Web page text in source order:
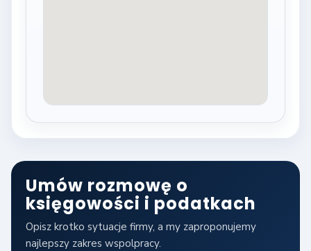
Umów rozmowę o
księgowości i podatkach
Opisz krotko sytuacje firmy, a my zaproponujemy
najlepszy zakres wspolpracy.